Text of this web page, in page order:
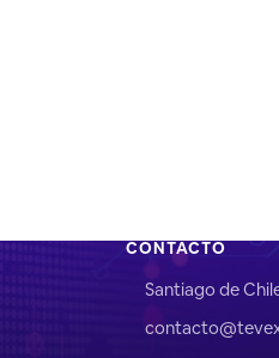
CONTACTO
Santiago de